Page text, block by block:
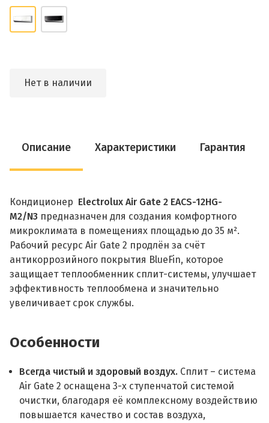
Нет в наличии
Описание Характеристики Гарантия
Кондиционер Electrolux Air Gate 2 EACS-12HG-
M2/N3 предназначен для создания комфортного
микроклимата в помещениях площадью до 35 м².
Рабочий ресурс Air Gate 2 продлён за счёт
антикоррозийного покрытия BlueFin, которое
защищает теплообменник сплит-системы, улучшает
эффективность теплообмена и значительно
увеличивает срок службы.
Особенности
Всегда чистый и здоровый воздух. Сплит – система
Air Gate 2 оснащена 3-х ступенчатой системой
очистки, благодаря её комплексному воздействию
повышается качество и состав воздуха,